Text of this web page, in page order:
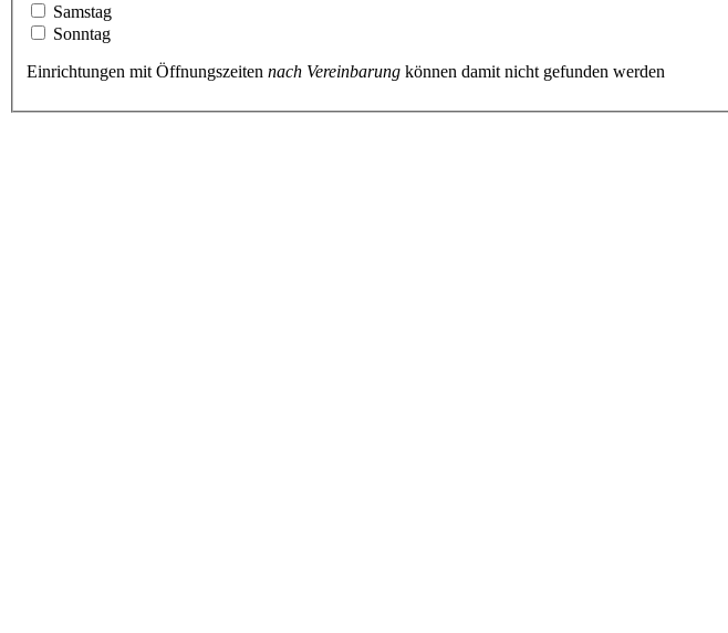
Samstag
Sonntag
Einrichtungen mit Öffnungszeiten nach Vereinbarung können damit nicht gefunden werden